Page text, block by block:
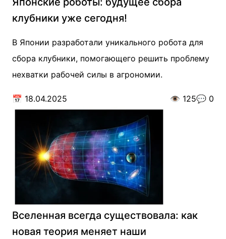
клубники уже сегодня!
В Японии разработали уникального робота для
сбора клубники, помогающего решить проблему
нехватки рабочей силы в агрономии.
📅 18.04.2025 👁️ 125💬 0
Вселенная всегда существовала: как
новая теория меняет наши